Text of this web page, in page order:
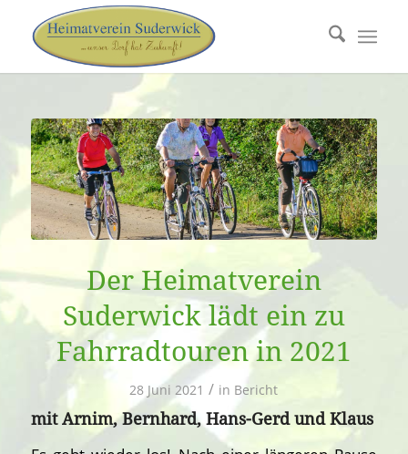
Der Heimatverein
Suderwick lädt ein zu
Fahrradtouren in 2021
28 Juni 2021 / in Bericht
mit Arnim, Bernhard, Hans-Gerd und Klaus